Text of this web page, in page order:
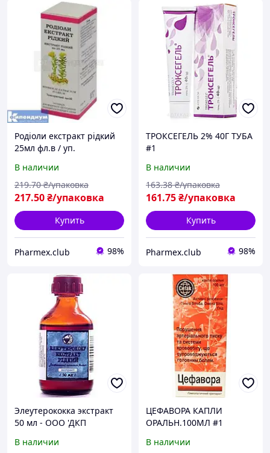
Родіоли екстракт рідкий
25мл фл.в / уп.
В наличии
217.50₴/упаковка
219.70 ₴/упаковка
Купить
Pharmex.club 98%
ТРОКСЕГЕЛЬ 2% 40Г ТУБА
#1
В наличии
161.75₴/упаковка
163.38 ₴/упаковка
Купить
Pharmex.club 98%
Элеутерококка экстракт
50 мл - ООО 'ДКП
В наличии
ЦЕФАВОРА КАПЛИ
ОРАЛЬН.100МЛ #1
В наличии